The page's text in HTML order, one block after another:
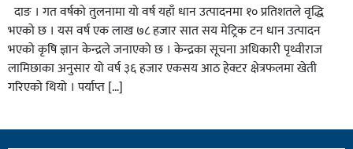
दाङ । गत वर्षको तुलनामा यो वर्ष यहाँ धान उत्पादनमा १० प्रतिशतले वृद्धि
भएको छ । यस वर्ष एक लाख ७८ हजार सात सय मेट्रिक टन धान उत्पादन
भएको कृषि ज्ञान केन्द्रले जनाएको छ । केन्द्रका सूचना अधिकारी पृथ्वीराज
लामिछाका अनुसार यो वर्ष ३६ हजार एकसय आठ हेक्टर क्षेत्रफलमा खेती
गरिएको थियो । पर्याप्त […]